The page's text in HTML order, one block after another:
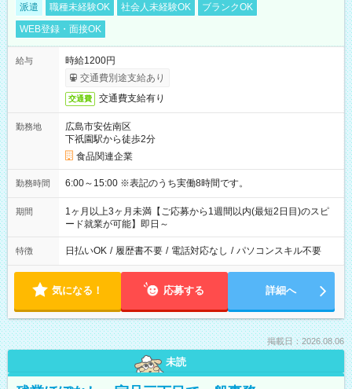
派遣 職種未経験OK 社会人未経験OK
ブランクOK
WEB登録・面接OK
給与
時給1200円
交通費別途支給あり
交通費 交通費支給有り
勤務地
広島市安佐南区
下祇園駅から徒歩2分
食品関連企業
勤務時間 6:00～15:00 ※表記のうち実働8時間です。
期間
1ヶ月以上3ヶ月未満【ご応募から1週間以内(最短2日目)のスピ
ード就業が可能】即日～
特徴 日払いOK / 履歴書不要 / 電話対応なし / パソコンスキル不要
気になる！ 応募する 詳細へ
掲載日：2026.08.06
未読